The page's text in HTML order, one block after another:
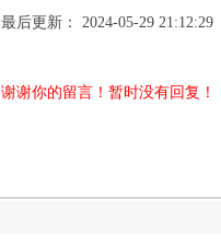
最后更新： 2024-05-29 21:12:29
谢谢你的留言！暂时没有回复！